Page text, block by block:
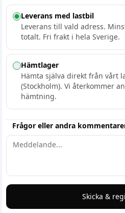
Leverans med lastbil
Leverans till vald adress.
totalt. Fri frakt i hela Sverige.
Hämtlager
Hämta själva direkt från vårt
(Stockholm). Vi återkommer
hämtning.
Frågor eller andra
Skicka &